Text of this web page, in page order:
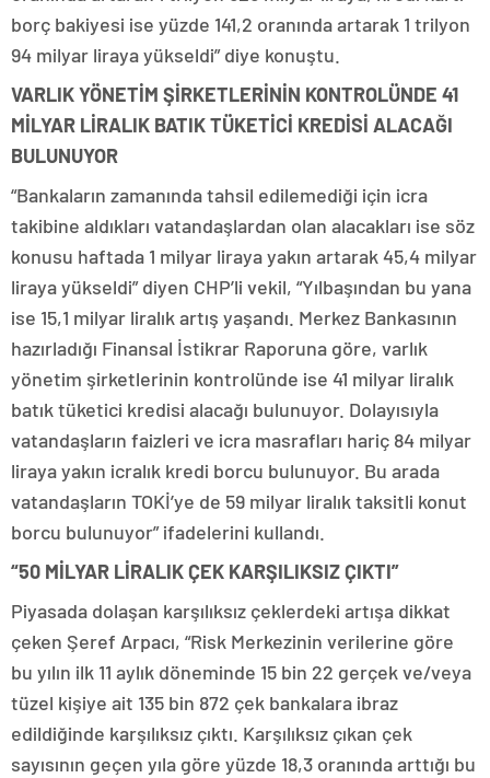
borç bakiyesi ise yüzde 141,2 oranında artarak 1 trilyon
94 milyar liraya yükseldi” diye konuştu.
VARLIK YÖNETİM ŞİRKETLERİNİN KONTROLÜNDE 41
MİLYAR LİRALIK BATIK TÜKETİCİ KREDİSİ ALACAĞI
BULUNUYOR
“Bankaların zamanında tahsil edilemediği için icra
takibine aldıkları vatandaşlardan olan alacakları ise söz
konusu haftada 1 milyar liraya yakın artarak 45,4 milyar
liraya yükseldi” diyen CHP’li vekil, “Yılbaşından bu yana
ise 15,1 milyar liralık artış yaşandı. Merkez Bankasının
hazırladığı Finansal İstikrar Raporuna göre, varlık
yönetim şirketlerinin kontrolünde ise 41 milyar liralık
batık tüketici kredisi alacağı bulunuyor. Dolayısıyla
vatandaşların faizleri ve icra masrafları hariç 84 milyar
liraya yakın icralık kredi borcu bulunuyor. Bu arada
vatandaşların TOKİ’ye de 59 milyar liralık taksitli konut
borcu bulunuyor” ifadelerini kullandı.
“50 MİLYAR LİRALIK ÇEK KARŞILIKSIZ ÇIKTI”
Piyasada dolaşan karşılıksız çeklerdeki artışa dikkat
çeken Şeref Arpacı, “Risk Merkezinin verilerine göre
bu yılın ilk 11 aylık döneminde 15 bin 22 gerçek ve/veya
tüzel kişiye ait 135 bin 872 çek bankalara ibraz
edildiğinde karşılıksız çıktı. Karşılıksız çıkan çek
sayısının geçen yıla göre yüzde 18,3 oranında arttığı bu